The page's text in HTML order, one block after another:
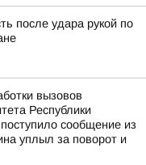
после удара рукой по
вызовов
Республики
сообщение из
уплыл за поворот и